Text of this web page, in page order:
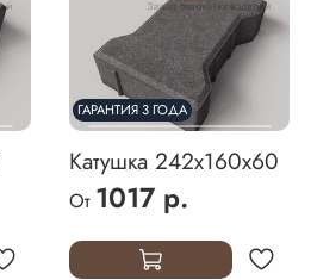
ГАРАНТИЯ 3 ГОДА
Катушка 242х160х60
От 1017 р.